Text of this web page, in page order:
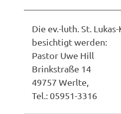
Die ev.-luth. St.
besichtigt werden:
Pastor Uwe Hill
Brinkstraße 14
49757 Werlte,
Tel.: 05951-3316